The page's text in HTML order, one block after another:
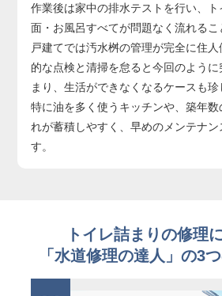
作業後は家中の排水テストを行い、
面・お風呂すべてが問題なく流れるこ
戸建てでは汚水桝の管理が完全に住
的な点検と清掃を怠ると今回のよう
まり、生活ができなくなるケースも珍
特に油を多く使うキッチンや、築年
れが蓄積しやすく、早めのメンテナン
す。
トイレ詰まりの修理
「水道修理の達人」の3